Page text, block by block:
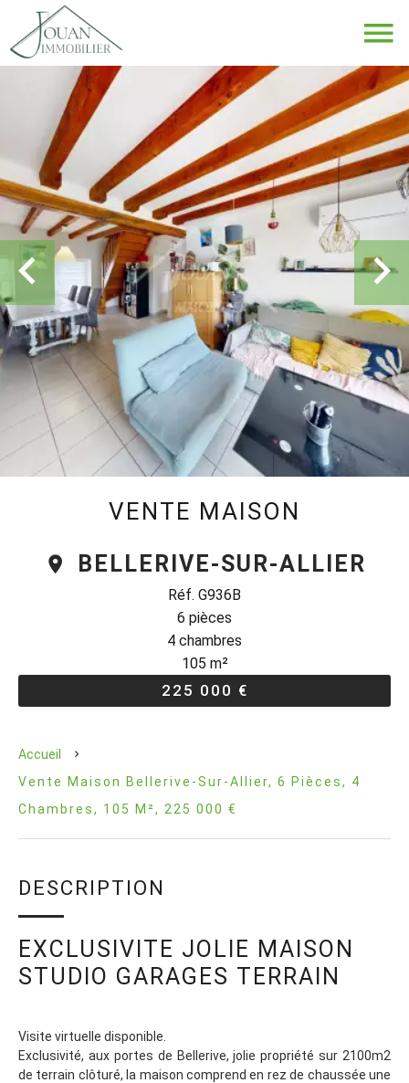
VENTE MAISON
BELLERIVE-SUR-ALLIER
Réf. G936B
6 pièces
4 chambres
105 m²
225 000 €
Accueil
Vente Maison Bellerive-Sur-Allier, 6 Pièces, 4
Chambres, 105 M², 225 000 €
DESCRIPTION
EXCLUSIVITE JOLIE MAISON
STUDIO GARAGES TERRAIN
Visite virtuelle disponible.
Exclusivité, aux portes de Bellerive, jolie propriété sur 2100m2
de terrain clôturé, la maison comprend en rez de chaussée une